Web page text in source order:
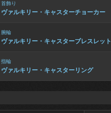
首飾り
ヴァルキリー・キャスターチョーカー
腕輪
ヴァルキリー・キャスターブレスレット
指輪
ヴァルキリー・キャスターリング